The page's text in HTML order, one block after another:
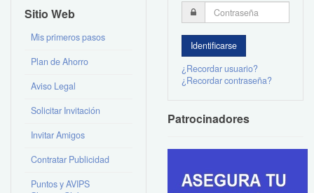
Sitio Web
Mis primeros pasos
Plan de Ahorro
Aviso Legal
Solicitar Invitación
Invitar Amigos
Contratar Publicidad
Puntos y AVIPS
¿Recordar usuario?
¿Recordar contraseña?
Patrocinadores